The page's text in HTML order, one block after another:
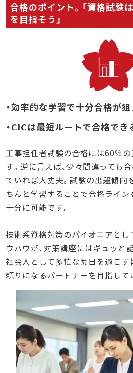
合格のポイント。「資格試験
を目指そう」
・効率的な学習で十分合格が狙
・CICは最短ルートで合格で
工事担任者試験の合格には60％
す。逆に言えば、少々間違っても
ていれば大丈夫。試験の出題傾向
ちんと学習することで合格ライ
十分に可能です。
技術系資格対策のパイオニアとし
ウハウが、対策講座にはギュッと
社会人として多忙な毎日を過ごす
頼りになるパートナーを目指して